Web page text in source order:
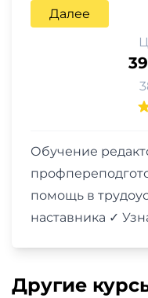
Далее
Обучение
помощь в
наставника ✓
Другие